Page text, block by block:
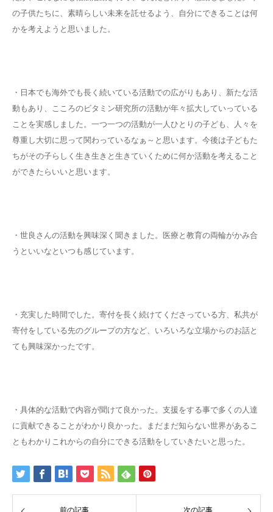
の子供たちに、素晴らしい未来を託せるよう、自分にできることは何
かを考えようと思いました。
・日本でも海外でも長く続いている活動での広がりもあり、新たな活
動もあり、こころのビタミン研究所の活動が年々拡大していっている
ことを実感しました。一つ一つの活動が一人ひとりの子ども、人々を
尊重し大切に思って関わっているなぁ～と思います。今後は子どもた
ちがその子らしく生き生きと生きていくために何か活動を考えること
ができたらいいと思います。
・世良さんの活動を興味深く聞きました。医療と教育の両輪がかみ合
うといいなといつも感じています。
・充実した時間でした。寄付を長く続けてくださっている方、私共が
寄付をしている先のグループの方など、いろいろな立場からのお話と
ても興味深かったです。
・具体的な活動で内容が聞けて良かった。支援をする事で多くの人達
に貢献できることがわかり良かった。まだまだ知らない世界があるこ
ともわかりこれからの自分にできる活動をしていきたいと思った。